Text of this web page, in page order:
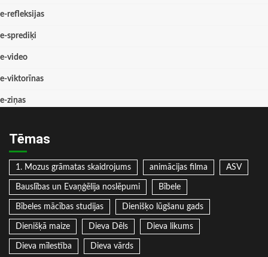
e-refleksijas
e-sprediķi
e-video
e-viktorīnas
e-ziņas
Tēmas
1. Mozus grāmatas skaidrojums animācijas filma ASV
Bauslības un Evaņģēlija noslēpumi Bībele
Bībeles mācības studijas Dienišķo lūgšanu gads
Dienišķā maize Dieva Dēls Dieva likums
Dieva mīlestība Dieva vārds